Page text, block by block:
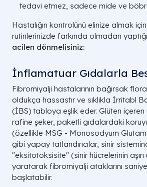
tedavi etmez, sadece mide ve
Hastalığın kontrolünü elinize almak
rutinlerinizde farkında olmadan
acilen dönmelisiniz:
İnflamatuar Gıdalarla
Fibromiyalji hastalarının bağırsak
oldukça hassastır ve sıklıkla İrritabl
(İBS) tabloya eşlik eder. Glüten içeren
rafine şeker, paketli gıdalardaki
(özellikle MSG - Monosodyum
gibi yapay tatlandırıcılar, sinir
"eksitotoksisite" (sinir hücrelerinin aşırı
yaratarak fibromiyalji ataklarını
başlatabilir.